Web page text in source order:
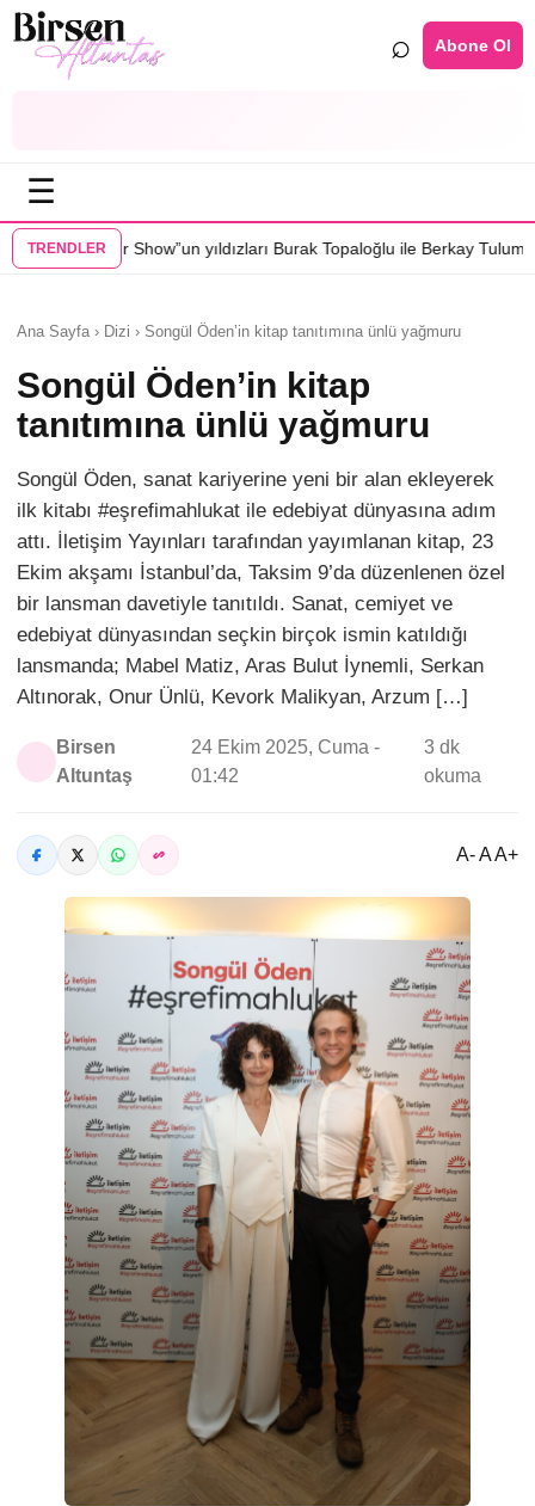
⌕ Abone Ol
☰
TRENDLER
yıldızları Burak Topaloğlu ile Berkay Tulumbacı “Ecünni” filminde
Ana Sayfa › Dizi › Songül Öden’in kitap tanıtımına ünlü yağmuru
Songül Öden’in kitap
tanıtımına ünlü yağmuru
Songül Öden, sanat kariyerine yeni bir alan ekleyerek
ilk kitabı #eşrefimahlukat ile edebiyat dünyasına adım
attı. İletişim Yayınları tarafından yayımlanan kitap, 23
Ekim akşamı İstanbul’da, Taksim 9’da düzenlenen özel
bir lansman davetiyle tanıtıldı. Sanat, cemiyet ve
edebiyat dünyasından seçkin birçok ismin katıldığı
lansmanda; Mabel Matiz, Aras Bulut İynemli, Serkan
Altınorak, Onur Ünlü, Kevork Malikyan, Arzum […]
Birsen
Altuntaş
24 Ekim 2025, Cuma -
01:42
3 dk
okuma
A- A A+